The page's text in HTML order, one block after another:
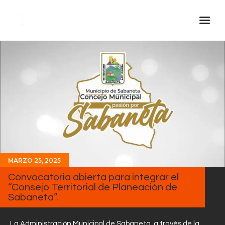
Inicio Real FM
Streaming
Descarga La APP
Programas
Equipo
Sobre Nosotros
Contactos
MARZO 25, 2025
Convocatoria abierta para integrar el
“Consejo Territorial de Planeación de
Sabaneta”.